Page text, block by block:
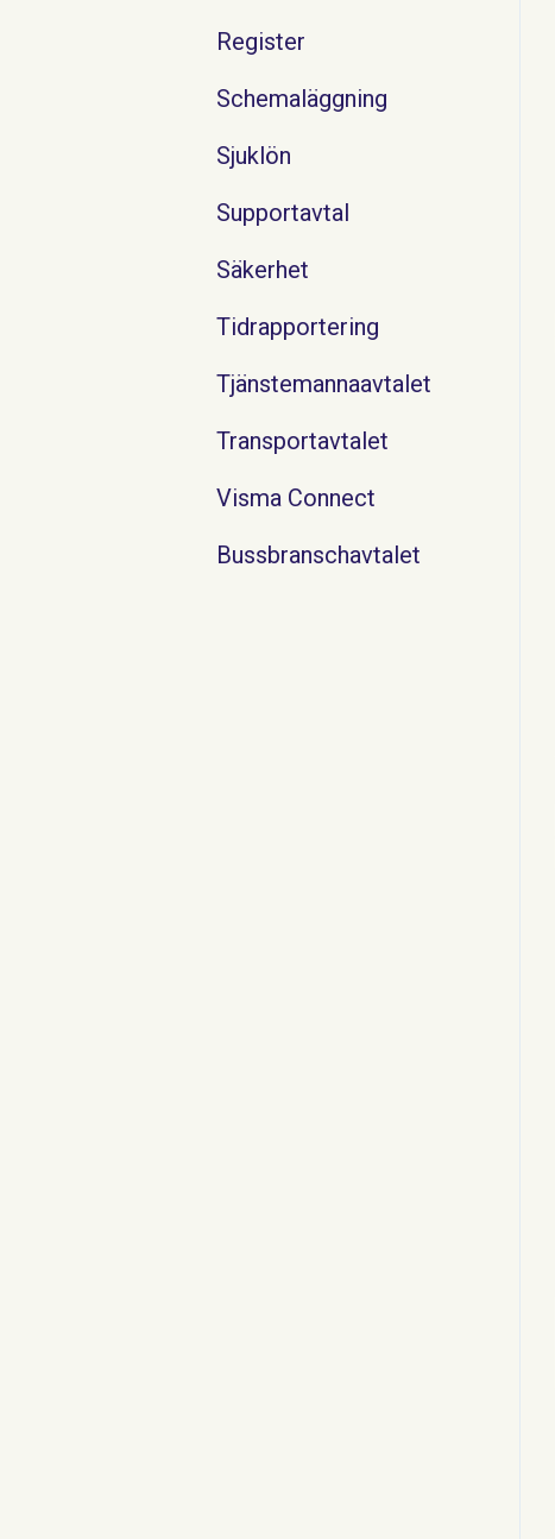
Register
Schemaläggning
Sjuklön
Supportavtal
Säkerhet
Tidrapportering
Tjänstemannaavtalet
Transportavtalet
Visma Connect
Bussbranschavtalet